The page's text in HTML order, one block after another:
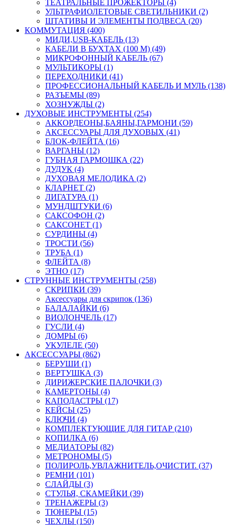
ТЕАТРАЛЬНЫЕ ПРОЖЕКТОРЫ (4)
УЛЬТРАФИОЛЕТОВЫЕ СВЕТИЛЬНИКИ (2)
ШТАТИВЫ И ЭЛЕМЕНТЫ ПОДВЕСА (20)
КОММУТАЦИЯ (400)
МИДИ,USB-КАБЕЛЬ (13)
КАБЕЛИ В БУХТАХ (100 М) (49)
МИКРОФОННЫЙ КАБЕЛЬ (67)
МУЛЬТИКОРЫ (1)
ПЕРЕХОДНИКИ (41)
ПРОФЕССИОНАЛЬНЫЙ КАБЕЛЬ И МУЛЬ (138)
РАЗЪЕМЫ (89)
ХОЗНУЖДЫ (2)
ДУХОВЫЕ ИНСТРУМЕНТЫ (254)
АККОРДЕОНЫ,БАЯНЫ,ГАРМОНИ (59)
АКСЕССУАРЫ ДЛЯ ДУХОВЫХ (41)
БЛОК-ФЛЕЙТА (16)
ВАРГАНЫ (12)
ГУБНАЯ ГАРМОШКА (22)
ДУДУК (4)
ДУХОВАЯ МЕЛОДИКА (2)
КЛАРНЕТ (2)
ЛИГАТУРА (1)
МУНДШТУКИ (6)
САКСОФОН (2)
САКСОНЕТ (1)
СУРДИНЫ (4)
ТРОСТИ (56)
ТРУБА (1)
ФЛЕЙТА (8)
ЭТНО (17)
СТРУННЫЕ ИНСТРУМЕНТЫ (258)
СКРИПКИ (39)
Аксессуары для скрипок (136)
БАЛАЛАЙКИ (6)
ВИОЛОНЧЕЛЬ (17)
ГУСЛИ (4)
ДОМРЫ (6)
УКУЛЕЛЕ (50)
АКСЕССУАРЫ (862)
БЕРУШИ (1)
ВЕРТУШКА (3)
ДИРИЖЕРСКИЕ ПАЛОЧКИ (3)
КАМЕРТОНЫ (4)
КАПОДАСТРЫ (17)
КЕЙСЫ (25)
КЛЮЧИ (4)
КОМПЛЕКТУЮЩИЕ ДЛЯ ГИТАР (210)
КОПИЛКА (6)
МЕДИАТОРЫ (82)
МЕТРОНОМЫ (5)
ПОЛИРОЛЬ,УВЛАЖНИТЕЛЬ,ОЧИСТИТ. (37)
РЕМНИ (101)
СЛАЙДЫ (3)
СТУЛЬЯ, СКАМЕЙКИ (39)
ТРЕНАЖЕРЫ (3)
ТЮНЕРЫ (15)
ЧЕХЛЫ (150)